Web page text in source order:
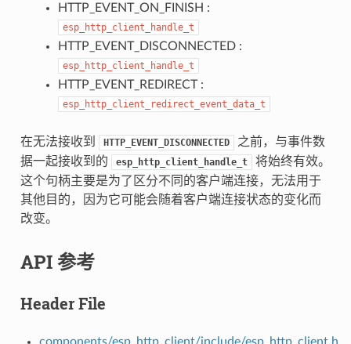
HTTP_EVENT_ON_FINISH :
esp_http_client_handle_t
HTTP_EVENT_DISCONNECTED :
esp_http_client_handle_t
HTTP_EVENT_REDIRECT :
esp_http_client_redirect_event_data_t
在无法接收到 HTTP_EVENT_DISCONNECTED
之前，与事件数
据一起接收到的
esp_http_client_handle_t
将始终有效。
这个句柄主要是为了区分不同的客户端连接，无法用于
其他目的，因为它可能会随着客户端连接状态的变化而
改变。
API 参考
Header File